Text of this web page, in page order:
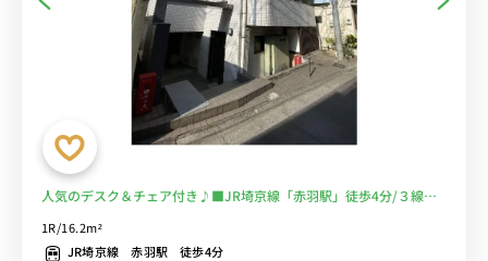
人気のデスク＆チェア付き♪■JR埼京線「赤羽駅」徒歩4分/３線３
Wi-Fi格安レンタル中！
1R/16.2m²
JR埼京線 赤羽駅 徒歩4分